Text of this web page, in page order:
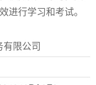
进行学习和考试。
有限公司